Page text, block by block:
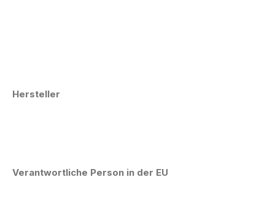
Hersteller
Verantwortliche Person in der EU